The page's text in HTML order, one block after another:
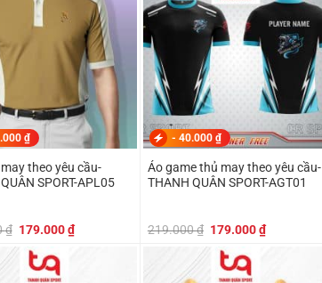
₫
theo yêu cầu-
SPORT-APL05
₫ Giá
là:
219.000 ₫.
179.000₫Giá
hiện
- 40.000 ₫
Áo game thủ may theo yêu cầu-
THANH QUÂN SPORT-AGT01
219.000₫ Giá
là:
219.000 ₫.
179.000₫Giá
hiện